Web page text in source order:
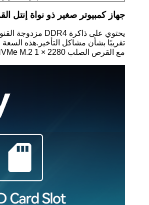
جهاز كمبيوتر صغير ذو نواة إنتل
تقريبًا بشأن مشاكل التأخير.هذه
مع القرص الصلب NVMe M.2 1 × 2280، سرعات نقل البيانات هي من خلال السقفونقل ملفات كبيرة في غضون ثوان.